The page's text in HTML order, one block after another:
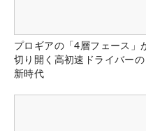
プロギアの「4層フェース」
切り開く高初速ドライバーの
新時代